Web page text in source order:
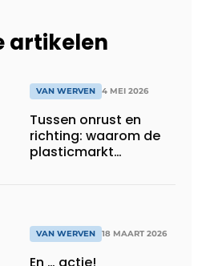
artikelen
VAN WERVEN 4 MEI 2026
Tussen onrust en
richting: waarom de
plasticmarkt
VAN WERVEN 18 MAART 2026
En … actie!